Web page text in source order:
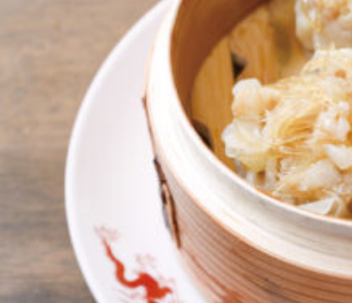
CULTURE
すべて
関西で開催。
おすすめの展覧会
おすすめの映画
誠光社で選びました。
おすすめの本